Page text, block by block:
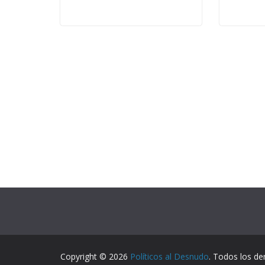
Copyright © 2026 Políticos al Desnudo. Todos los